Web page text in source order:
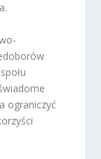
ograniczyć